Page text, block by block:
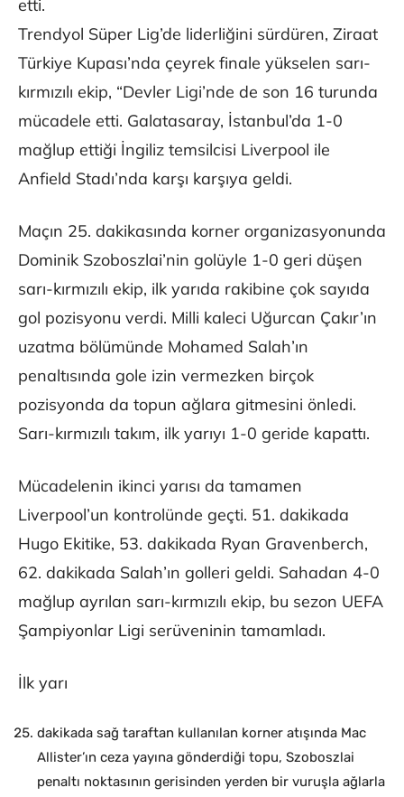
etti.
Trendyol Süper Lig’de liderliğini sürdüren, Ziraat
Türkiye Kupası’nda çeyrek finale yükselen sarı-
kırmızılı ekip, “Devler Ligi’nde de son 16 turunda
mücadele etti. Galatasaray, İstanbul’da 1-0
mağlup ettiği İngiliz temsilcisi Liverpool ile
Anfield Stadı’nda karşı karşıya geldi.
Maçın 25. dakikasında korner organizasyonunda
Dominik Szoboszlai’nin golüyle 1-0 geri düşen
sarı-kırmızılı ekip, ilk yarıda rakibine çok sayıda
gol pozisyonu verdi. Milli kaleci Uğurcan Çakır’ın
uzatma bölümünde Mohamed Salah’ın
penaltısında gole izin vermezken birçok
pozisyonda da topun ağlara gitmesini önledi.
Sarı-kırmızılı takım, ilk yarıyı 1-0 geride kapattı.
Mücadelenin ikinci yarısı da tamamen
Liverpool’un kontrolünde geçti. 51. dakikada
Hugo Ekitike, 53. dakikada Ryan Gravenberch,
62. dakikada Salah’ın golleri geldi. Sahadan 4-0
mağlup ayrılan sarı-kırmızılı ekip, bu sezon UEFA
Şampiyonlar Ligi serüveninin tamamladı.
İlk yarı
dakikada sağ taraftan kullanılan korner atışında Mac
Allister’ın ceza yayına gönderdiği topu, Szoboszlai
penaltı noktasının gerisinden yerden bir vuruşla ağlarla